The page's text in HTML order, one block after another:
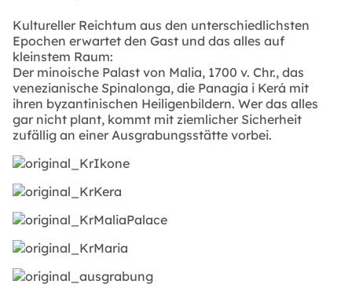
Kultureller Reichtum aus den unterschiedlichsten
Epochen erwartet den Gast und das alles auf
kleinstem Raum:
Der minoische Palast von Malia, 1700 v. Chr., das
venezianische Spinalonga, die Panagía i Kerá mit
ihren byzantinischen Heiligenbildern. Wer das alles
gar nicht plant, kommt mit ziemlicher Sicherheit
zufällig an einer Ausgrabungsstätte vorbei.